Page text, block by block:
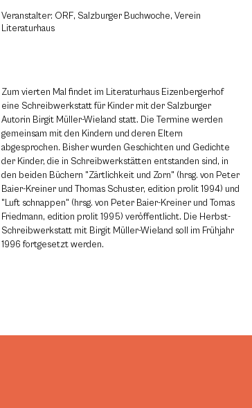
Veranstalter: ORF, Salzburger Buchwoche, Verein
Literaturhaus
Zum vierten Mal findet im Literaturhaus Eizenbergerhof
eine Schreibwerkstatt für Kinder mit der Salzburger
Autorin Birgit Müller-Wieland statt. Die Termine werden
gemeinsam mit den Kindern und deren Eltern
abgesprochen. Bisher wurden Geschichten und Gedichte
der Kinder, die in Schreibwerkstätten entstanden sind, in
den beiden Büchern "Zärtlichkeit und Zorn" (hrsg. von Peter
Baier-Kreiner und Thomas Schuster, edition prolit 1994) und
"Luft schnappen" (hrsg. von Peter Baier-Kreiner und Tomas
Friedmann, edition prolit 1995) veröffentlicht. Die Herbst-
Schreibwerkstatt mit Birgit Müller-Wieland soll im Frühjahr
1996 fortgesetzt werden.